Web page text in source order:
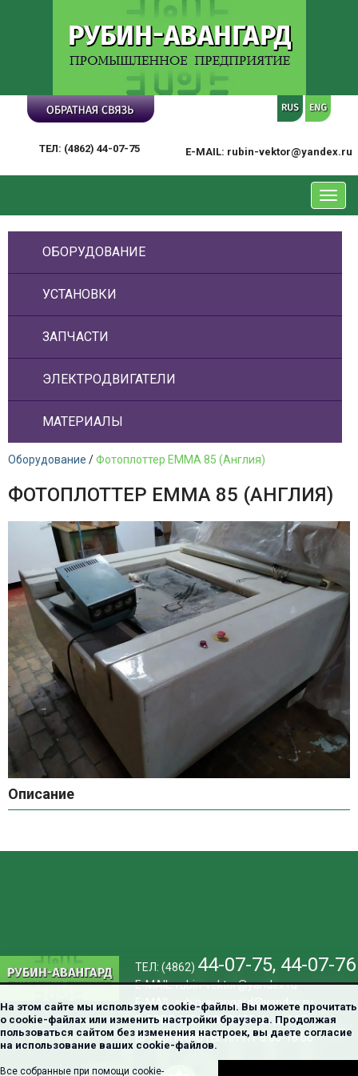
ТЕЛ: (4862) 44-07-75 E-MAIL: rubin-vektor@yandex.ru
ОБОРУДОВАНИЕ
УСТАНОВКИ
ЗАПЧАСТИ
ЭЛЕКТРОДВИГАТЕЛИ
МАТЕРИАЛЫ
Оборудование /Фотоплоттер ЕММА 85 (Англия)
ФОТОПЛОТТЕР ЕММА 85 (АНГЛИЯ)
Описание
"Рубин-Авангард"
© 2016 - 2026
ТЕЛ: (4862) 44-07-75, 44-07-76
E-MAIL:rubin-vektor@yandex.ru
E-MAIL:rubin-avangard@yandex.ru
Г. ОРЕЛ. МОСКОВСКОЕ Ш, Д. 137
ВРЕМЯ РАБОТЫ: ПН-ПТ 8.00-18.00
На этом сайте мы используем cookie-файлы. Вы можете прочитать
о cookie-файлах или изменить настройки браузера. Продолжая
пользоваться сайтом без изменения настроек, вы даете согласие
на использование ваших cookie-файлов.
Все собранные при помощи cookie-